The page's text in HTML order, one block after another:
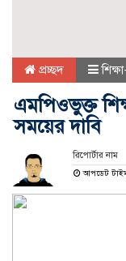
প্রচ্ছদ
এমপিওভুক্ত
সময়ের দাবি
রিপোর্টার নাম
আপডেট